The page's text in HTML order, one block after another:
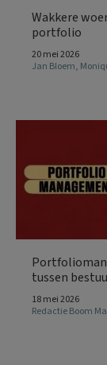
Wakkere
portfolio
20 mei 2026
Jan Bloem,
tussen
18 mei 2026
Redactie Boom